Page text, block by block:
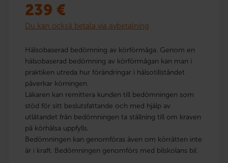
239 €
Du kan också betala via avbetalning
Hälsobaserad bedömning av körförmåga. Genom en
hälsobaserad bedömning av körförmågan kan man i
praktiken utreda hur förändringar i hälsotillståndet
påverkar körningen.
Läkaren kan remittera kunden till bedömningen som
stöd för sitt beslutsfattande och med hjälp av
utlåtandet från bedömningen ta ställning till om kraven
på körhälsa uppfylls.
Bedömningen kan genomföras även om körrätten inte
är i kraft. Bedömningen genomförs med bilskolans bil.